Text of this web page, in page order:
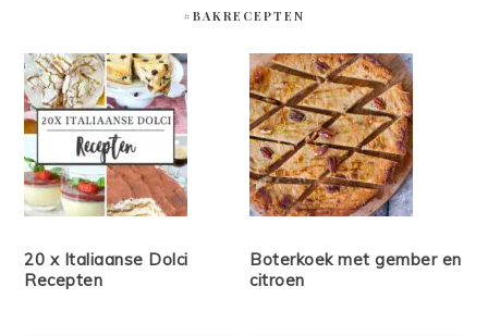
#BAKRECEPTEN
20 x Italiaanse Dolci
Recepten
Boterkoek met gember en
citroen